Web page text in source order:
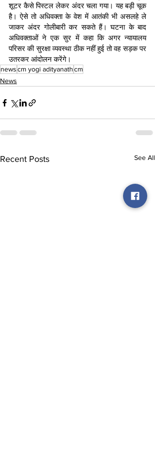
शूटर कैसे पिस्टल लेकर अंदर चला गया। यह बड़ी चूक
है। ऐसे तो अधिवक्ता के वेश में आतंकी भी असलहे ले
जाकर अंदर गोलीबारी कर सकते हैं। घटना के बाद
अधिवक्ताओं ने एक सुर में कहा कि अगर न्यायालय
परिसर की सुरक्षा व्यवस्था ठीक नहीं हुई तो वह सड़क पर
उतरकर आंदोलन करेंगे।
newscm yogi adityanathcm
News
Recent Posts See All